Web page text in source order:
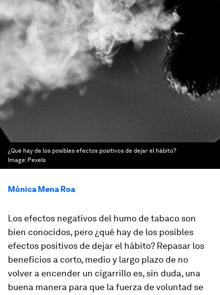
¿Qué hay de los posibles efectos positivos de dejar el hábito?
Image: Pexels
Mónica Mena Roa
Los efectos negativos del humo de tabaco son
bien conocidos, pero ¿qué hay de los posibles
efectos positivos de dejar el hábito? Repasar los
beneficios a corto, medio y largo plazo de no
volver a encender un cigarrillo es, sin duda, una
buena manera para que la fuerza de voluntad se